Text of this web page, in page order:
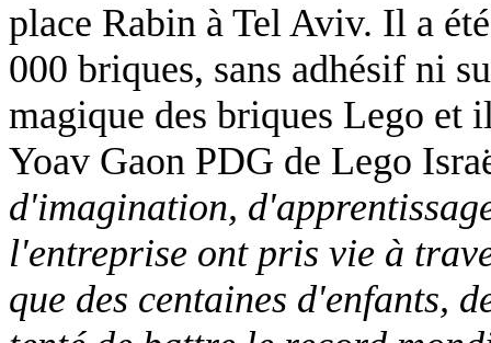
place Rabin à Tel Aviv. Il a
000 briques, sans adhésif ni
magique des briques Lego et
Yoav Gaon PDG de Lego
d'imagination,
l'entreprise ont pris vie à
que des centaines d'enfants,